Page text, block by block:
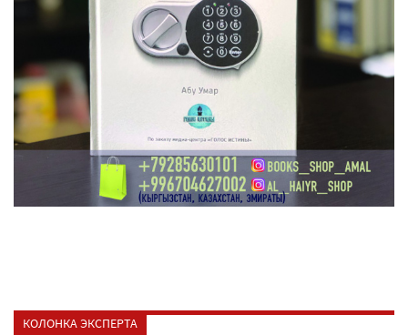
КОЛОНКА ЭКСПЕРТА